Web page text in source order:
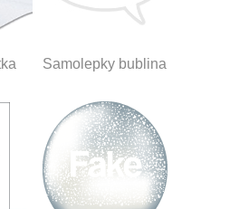
Samolepky bublina